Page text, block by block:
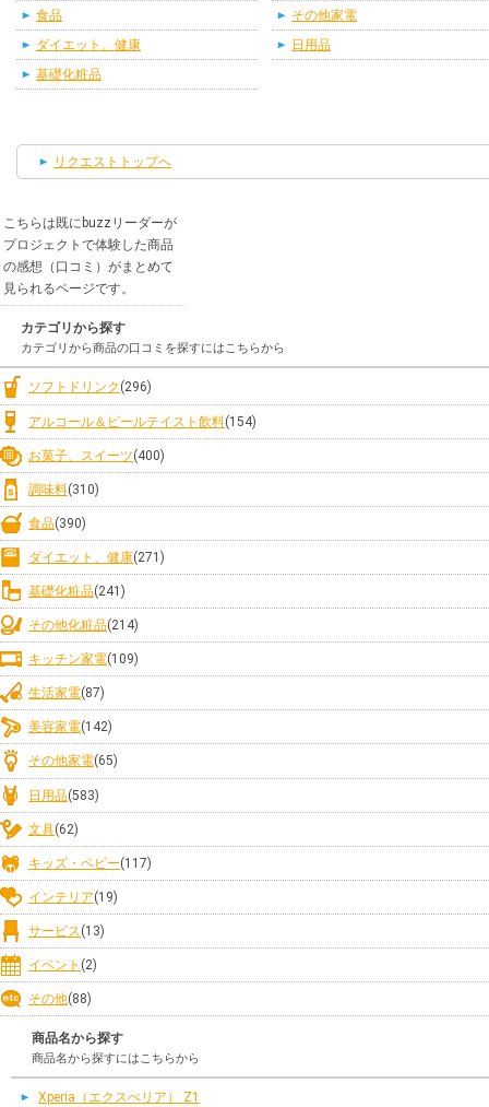
食品
ダイエット、健康
基礎化粧品
その他家電
日用品
リクエストトップへ
こちらは既にbuzzリーダーが
プロジェクトで体験した商品
の感想（口コミ）がまとめて
見られるページです。
カテゴリから探す
カテゴリから商品の口コミを探すにはこちらから
ソフトドリンク (296)
アルコール＆ビールテイスト飲料(154)
お菓子、スイーツ(400)
調味料(310)
食品(390)
ダイエット、健康(271)
基礎化粧品(241)
その他化粧品(214)
キッチン家電(109)
生活家電(87)
美容家電(142)
その他家電(65)
日用品(583)
文具(62)
キッズ・ベビー(117)
インテリア(19)
サービス(13)
イベント (2)
その他(88)
商品名から探す
商品名から探すにはこちらから
Xperia（エクスぺリア） Z1